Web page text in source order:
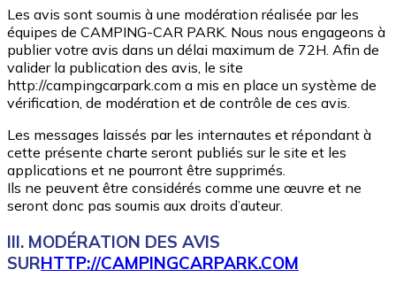
Les avis sont soumis à une modération réalisée par les
équipes de CAMPING-CAR PARK. Nous nous engageons à
publier votre avis dans un délai maximum de 72H. Afin de
valider la publication des avis, le site
http://campingcarpark.com a mis en place un système de
vérification, de modération et de contrôle de ces avis.
Les messages laissés par les internautes et répondant à
cette présente charte seront publiés sur le site et les
applications et ne pourront être supprimés.
Ils ne peuvent être considérés comme une œuvre et ne
seront donc pas soumis aux droits d’auteur.
III. MODÉRATION DES AVIS
SURHTTP://CAMPINGCARPARK.COM